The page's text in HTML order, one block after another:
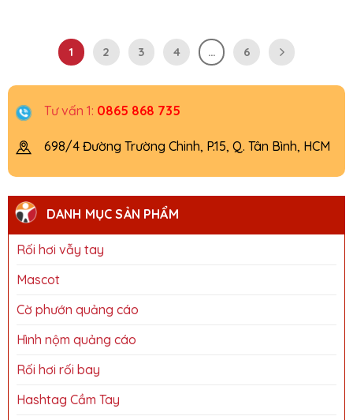
1 2 3 4 … 6
Tư vấn 1: 0865 868 735
698/4 Đường Trường Chinh, P.15, Q. Tân Bình, HCM
DANH MỤC SẢN PHẨM
Rối hơi vẫy tay
Mascot
Cờ phướn quảng cáo
Hình nộm quảng cáo
Rối hơi rối bay
Hashtag Cầm Tay